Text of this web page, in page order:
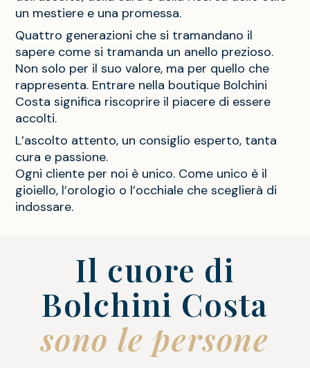
un mestiere e una promessa.
Quattro generazioni che si tramandano il
sapere come si tramanda un anello prezioso.
Non solo per il suo valore, ma per quello che
rappresenta. Entrare nella boutique Bolchini
Costa significa riscoprire il piacere di essere
accolti.
L’ascolto attento, un consiglio esperto, tanta
cura e passione.
Ogni cliente per noi è unico. Come unico è il
gioiello, l’orologio o l’occhiale che sceglierà di
indossare.
Il cuore di
Bolchini Costa
sono le persone